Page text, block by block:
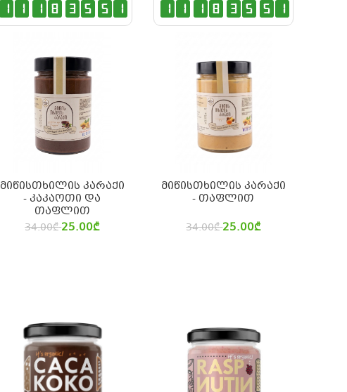
1 1 1 8 3 5 5 0
მიწისთხილის კარაქი
- კაკაოთი და
თაფლით
34.00₾ 25.00₾
1 1 1 8 3 5 5 0
მიწისთხილის კარაქი
- თაფლით
34.00₾25.00₾